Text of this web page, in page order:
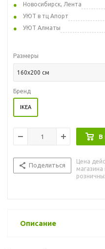
Новосибирск, Лента
УЮТ в тц Апорт
УЮТ Алматы
Размеры
160x200 см
Бренд
IKEA
В
Поделиться
Цена
Описание